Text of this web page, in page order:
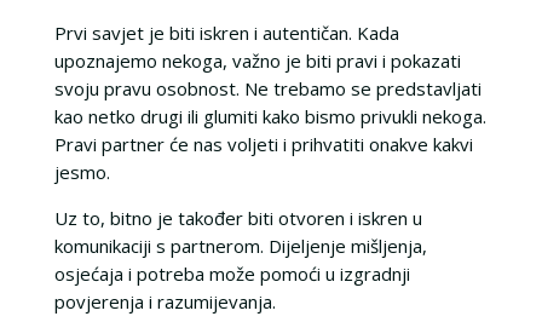
Prvi savjet je biti iskren i autentičan. Kada
upoznajemo nekoga, važno je biti pravi i pokazati
svoju pravu osobnost. Ne trebamo se predstavljati
kao netko drugi ili glumiti kako bismo privukli nekoga.
Pravi partner će nas voljeti i prihvatiti onakve kakvi
jesmo.
Uz to, bitno je također biti otvoren i iskren u
komunikaciji s partnerom. Dijeljenje mišljenja,
osjećaja i potreba može pomoći u izgradnji
povjerenja i razumijevanja.